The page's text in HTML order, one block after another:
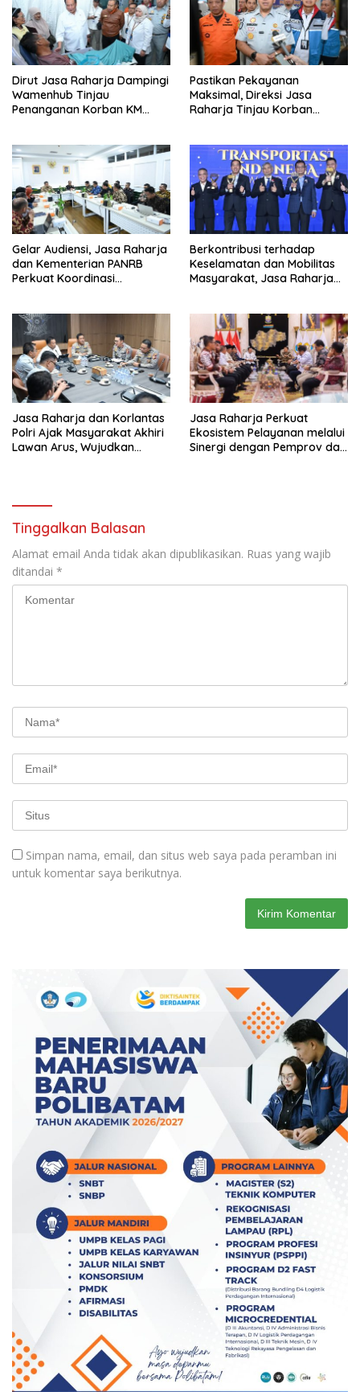
Dirut Jasa Raharja Dampingi
Wamenhub Tinjau
Penanganan Korban KM
Pastikan Pekayanan
Maksimal, Direksi Jasa
Raharja Tinjau Korban
Gelar Audiensi, Jasa Raharja
dan Kementerian PANRB
Perkuat Koordinasi
Berkontribusi terhadap
Keselamatan dan Mobilitas
Masyarakat, Jasa Raharja
Awards 2026
Jasa Raharja dan Korlantas
Polri Ajak Masyarakat Akhiri
Lawan Arus, Wujudkan
Jasa Raharja Perkuat
Ekosistem Pelayanan melalui
Sinergi dengan Pemprov dan
Tinggalkan Balasan
Alamat email Anda tidak akan dipublikasikan. Ruas yang wajib
ditandai *
Simpan nama, email, dan situs web saya pada peramban ini
untuk komentar saya berikutnya.